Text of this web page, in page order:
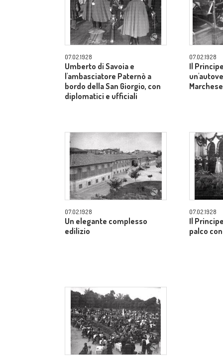
07.02.1928
Umberto di Savoia e
l'ambasciatore Paternò a
bordo della San Giorgio, con
diplomatici e ufficiali
07.02.1928
Il
Marchese
07.02.1928
Un elegante complesso
edilizio
07.02.1928
Il
palco